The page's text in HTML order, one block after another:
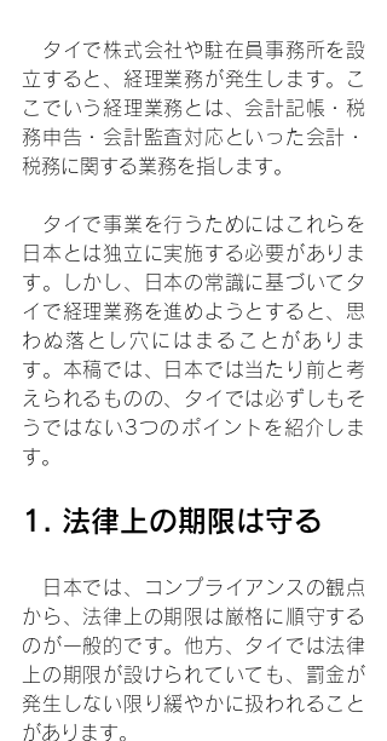
タイで株式会社や駐在員事務所を設
立すると、経理業務が発生します。こ
こでいう経理業務とは、会計記帳・税
務申告・会計監査対応といった会計・
税務に関する業務を指します。
タイで事業を行うためにはこれらを
日本とは独立に実施する必要がありま
す。しかし、日本の常識に基づいてタ
イで経理業務を進めようとすると、思
わぬ落とし穴にはまることがありま
す。本稿では、日本では当たり前と考
えられるものの、タイでは必ずしもそ
うではない3つのポイントを紹介しま
す。
1. 法律上の期限は守る
日本では、コンプライアンスの観点
から、法律上の期限は厳格に順守する
のが一般的です。他方、タイでは法律
上の期限が設けられていても、罰金が
発生しない限り緩やかに扱われること
があります。